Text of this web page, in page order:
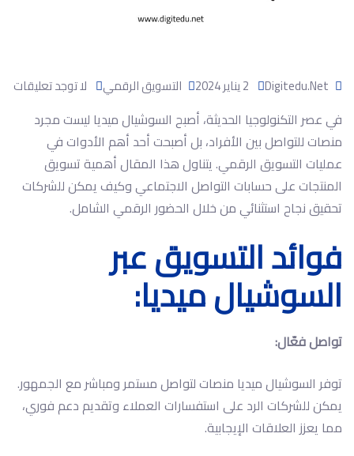
Digitedu.net التسويق الرقمي لا توجد تعليقات
في عصر التكنولوجيا الحديثة، أصبح السوشيال ميديا ليست مجرد
منصات للتواصل بين الأفراد، بل أصبحت أحد أهم الأدوات في
عمليات التسويق الرقمي. يتناول هذا المقال أهمية تسويق
المنتجات على حسابات التواصل الاجتماعي وكيف يمكن للشركات
تحقيق نجاح استثنائي من خلال الحضور الرقمي الشامل.
فوائد التسويق عبر
السوشيال ميديا:
تواصل فعّال:
توفر السوشيال ميديا منصات لتواصل مستمر ومباشر مع الجمهور.
يمكن للشركات الرد على استفسارات العملاء وتقديم دعم فوري،
مما يعزز العلاقات الإيجابية.